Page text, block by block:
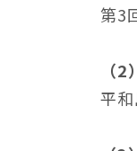
第3
（
平和